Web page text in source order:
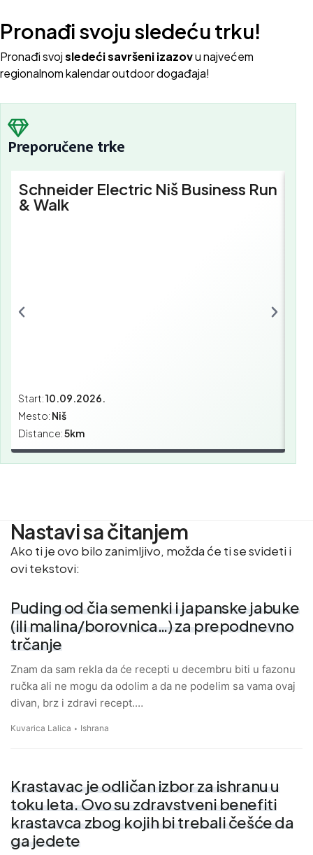
Pronađi svoju sledeću trku!
Pronađi svojsledeći savršeni izazovu najvećem
regionalnom kalendar outdoor događaja!
Preporučene trke
Schneider Electric Niš Business Run
& Walk
Start:10.09.2026.
Mesto: Niš
Distance:5km
Nastavi sa čitanjem
Ako ti je ovo bilo zanimljivo, možda će ti se svideti i
ovi tekstovi:
Puding od čia semenki i japanske jabuke
(ili malina/borovnica…) za prepodnevno
trčanje
Znam da sam rekla da će recepti u decembru biti u fazonu
ručka ali ne mogu da odolim a da ne podelim sa vama ovaj
divan, brz i zdravi recept.…
Kuvarica Lalica Ishrana
Krastavac je odličan izbor za ishranu u
toku leta. Ovo su zdravstveni benefiti
krastavca zbog kojih bi trebali češće da
ga jedete